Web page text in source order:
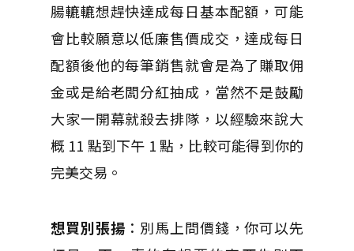
腸轆轆想趕快達成每日基本配額，可能
會比較願意以低廉售價成交，達成每日
配額後他的每筆銷售就會是為了賺取佣
金或是給老闆分紅抽成，當然不是鼓勵
大家一開幕就殺去排隊，以經驗來說大
概 11 點到下午 1 點，比較可能得到你的
完美交易。
想買別張揚 ：別馬上問價錢，你可以先